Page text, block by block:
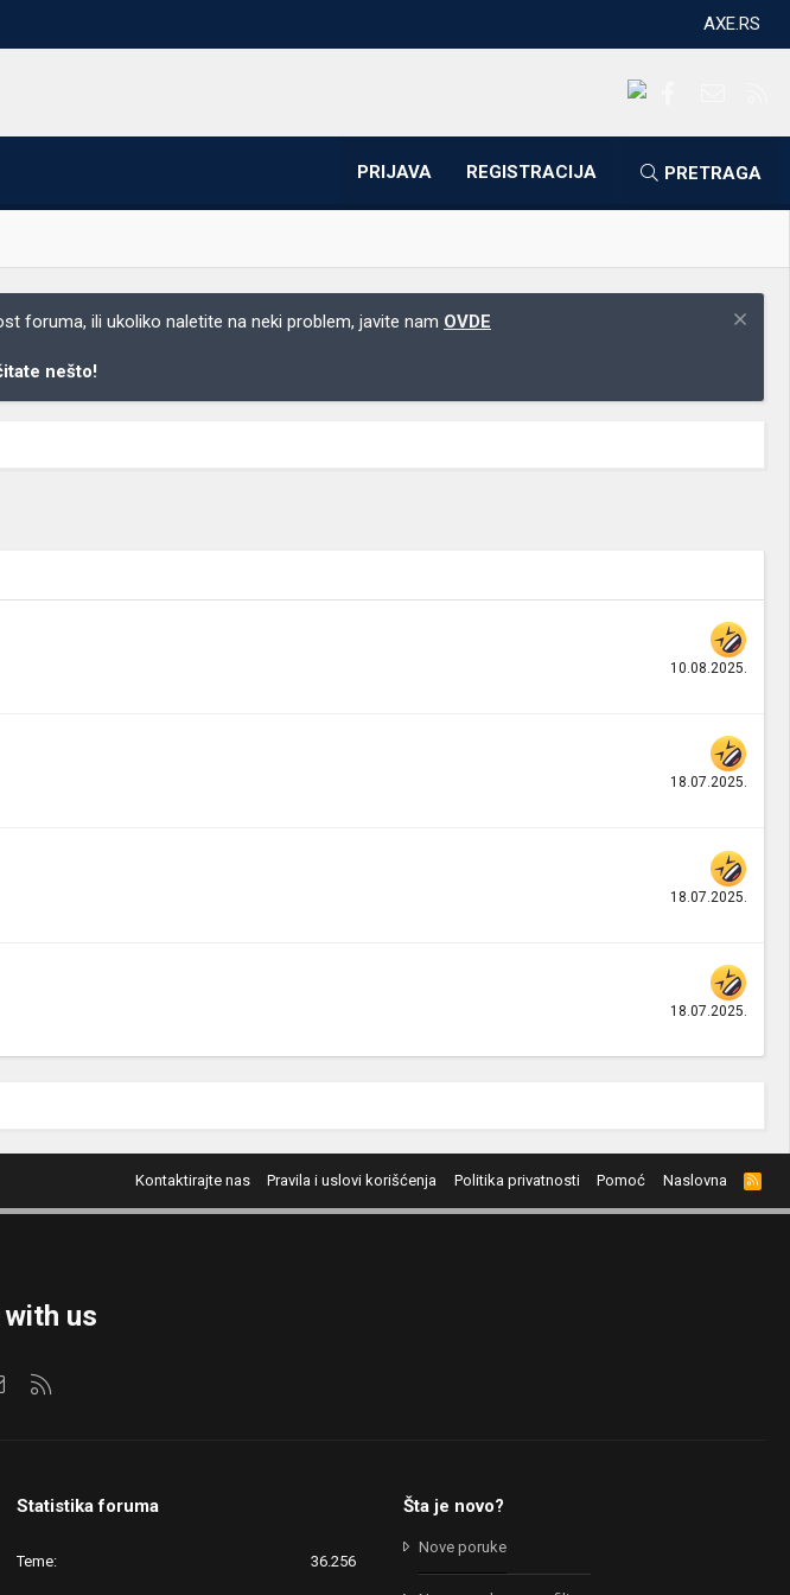
AXE.RS
PRIJAVA REGISTRACIJA PRETRAGA
foruma, ili ukoliko naletite na neki problem, javite nam OVDE
nešto!
10.08.2025.
18.07.2025.
18.07.2025.
18.07.2025.
Kontaktirajte nas Pravila i uslovi korišćenja Politika privatnosti Pomoć Naslovna
R
S
S
us
Kontaktirajte nas
Statistika foruma
Teme 36.256
Šta je novo?
Nove poruke